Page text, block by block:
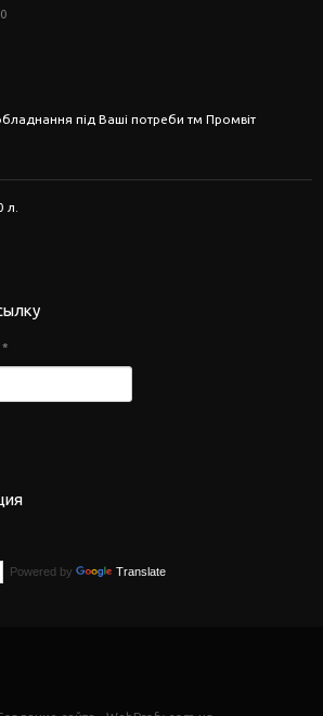
під Ваші потреби тм Промвіт
л.
*
Powered by Translate